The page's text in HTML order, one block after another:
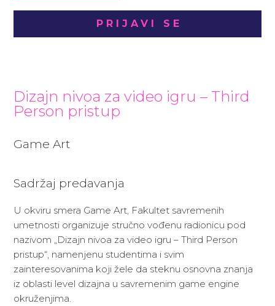
PRIJAVI SE
Dizajn nivoa za video igru – Third
Person pristup
Game Art
Sadržaj predavanja
U okviru smera Game Art, Fakultet savremenih
umetnosti organizuje stručno vođenu radionicu pod
nazivom „Dizajn nivoa za video igru – Third Person
pristup“, namenjenu studentima i svim
zainteresovanima koji žele da steknu osnovna znanja
iz oblasti level dizajna u savremenim game engine
okruženjima.